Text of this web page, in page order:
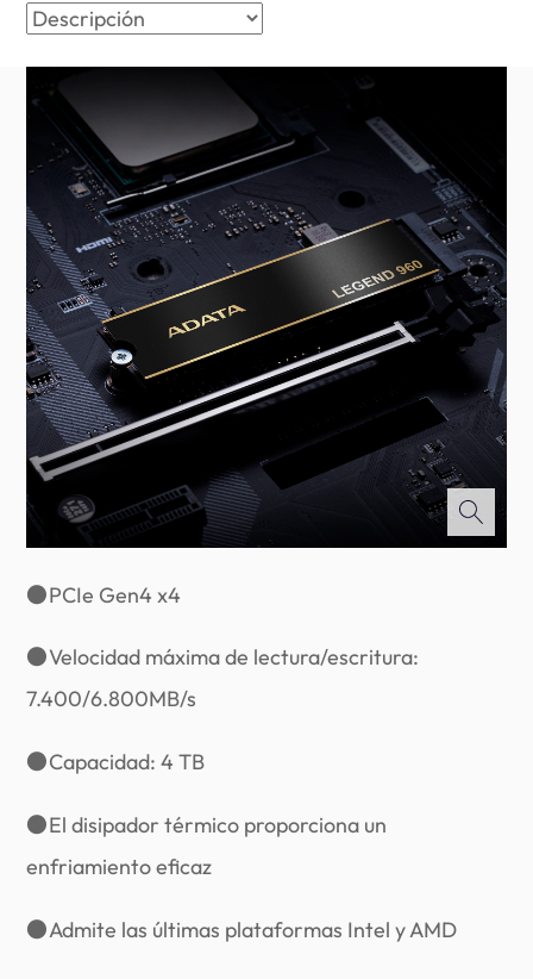
●PCIe Gen4 x4
●Velocidad máxima de lectura/escritura:
7.400/6.800MB/s
●Capacidad: 4 TB
●El disipador térmico proporciona un
enfriamiento eficaz
●Admite las últimas plataformas Intel y AMD